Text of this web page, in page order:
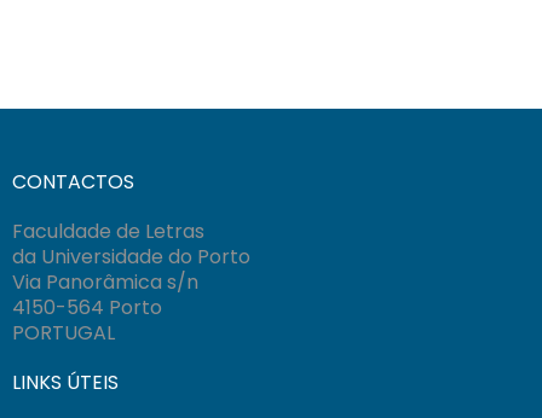
CONTACTOS
Faculdade de Letras
da Universidade do Porto
Via Panorâmica s/n
4150-564 Porto
PORTUGAL
LINKS ÚTEIS